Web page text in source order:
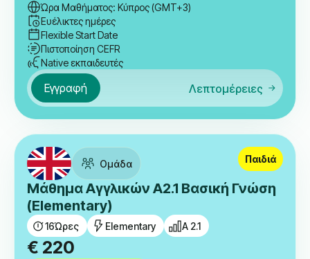
Ώρα Μαθήματος: Κύπρος (GMT+3)
Ευέλικτες ημέρες
Flexible Start Date
Πιστοποίηση CEFR
Native εκπαιδευτές
Εγγραφή Λεπτομέρειες
Ομάδα
Μάθημα Αγγλικών A2.1 Βασική Γνώση
(Elementary)
16Ώρες Elementary A 2.1
Παιδιά
€ 220